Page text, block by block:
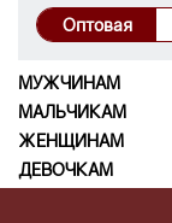
Оптовая
МУЖЧИНАМ
МАЛЬЧИКАМ
ЖЕНЩИНАМ
ДЕВОЧКАМ